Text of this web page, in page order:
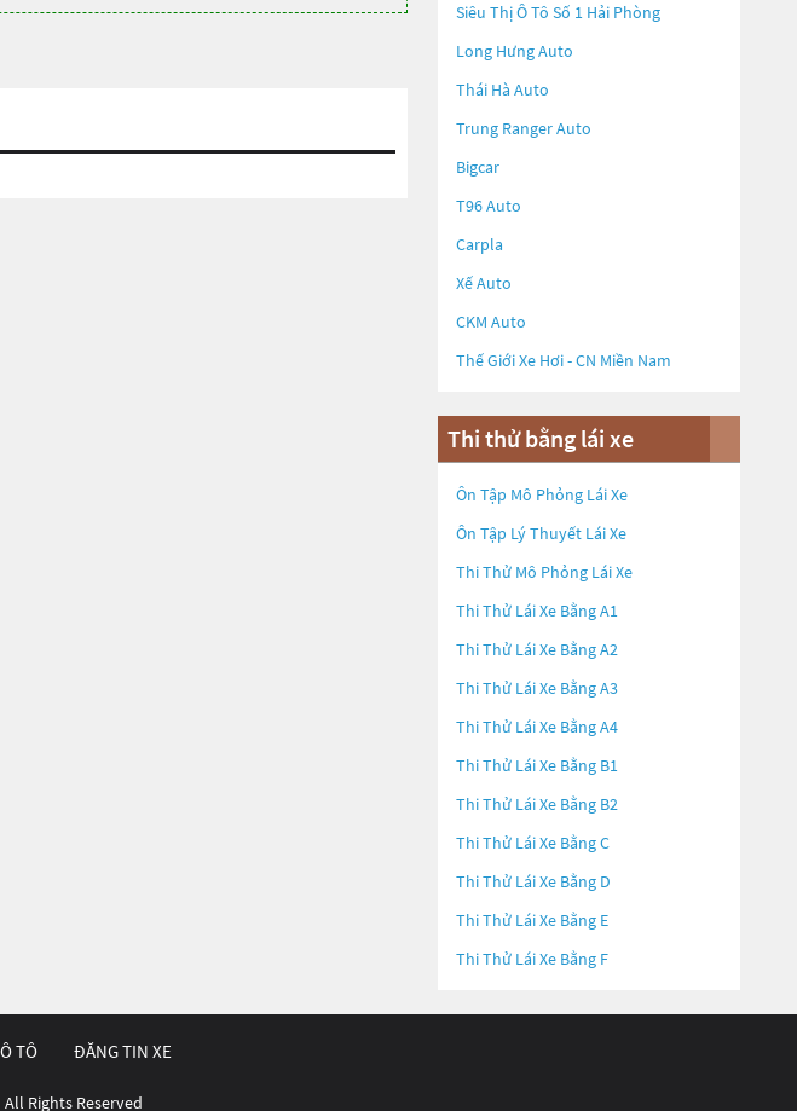
Siêu Thị Ô Tô Số 1 Hải Phòng
Long Hưng Auto
Thái Hà Auto
Trung Ranger Auto
Bigcar
T96 Auto
Carpla
Xế Auto
CKM Auto
Thế Giới Xe Hơi - CN Miền Nam
Thi thử bằng lái xe
Ôn Tập Mô Phỏng Lái Xe
Ôn Tập Lý Thuyết Lái Xe
Thi Thử Mô Phỏng Lái Xe
Thi Thử Lái Xe Bằng A1
Thi Thử Lái Xe Bằng A2
Thi Thử Lái Xe Bằng A3
Thi Thử Lái Xe Bằng A4
Thi Thử Lái Xe Bằng B1
Thi Thử Lái Xe Bằng B2
Thi Thử Lái Xe Bằng C
Thi Thử Lái Xe Bằng D
Thi Thử Lái Xe Bằng E
Thi Thử Lái Xe Bằng F
TÔ ĐĂNG TIN XE
Rights Reserved